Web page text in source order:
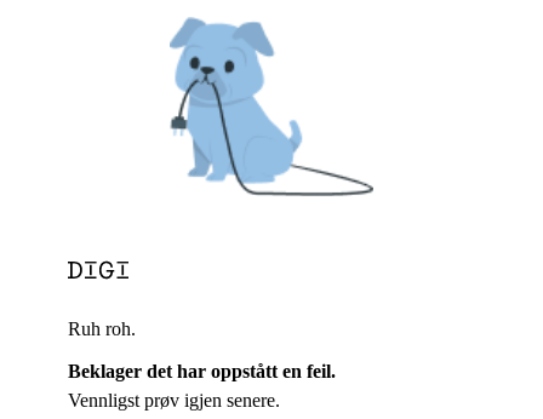
Ruh roh.
Beklager det har oppstått en feil.
Vennligst prøv igjen senere.